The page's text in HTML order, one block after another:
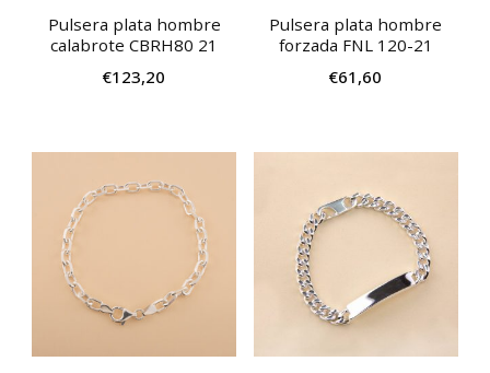
Pulsera plata hombre
calabrote CBRH80 21
€123,20
Pulsera plata hombre
forzada FNL 120-21
€61,60